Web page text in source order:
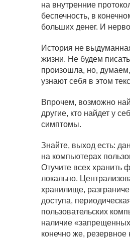
на внутренние
беспечность, в
больших денег. И
История не
жизни. Не будем
произошла, но,
узнают себя в этом
Впрочем, возможно
другие, кто найдет у
симптомы.
Знайте, выход есть:
на компьютерах
Отучите всех хранить
локально.
хранилище,
доступа,
пользовательских
наличие
конечно же, резервное